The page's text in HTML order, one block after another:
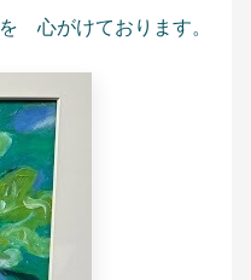
を 心がけております。